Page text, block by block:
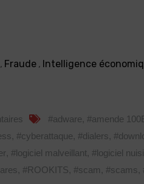
, Fraude , Intelligence
#adware, #amende
, #cyberattaque, #dialers,
, #logiciel malveillant, #logiciel
, #ROOKITS, #scam , #scams,